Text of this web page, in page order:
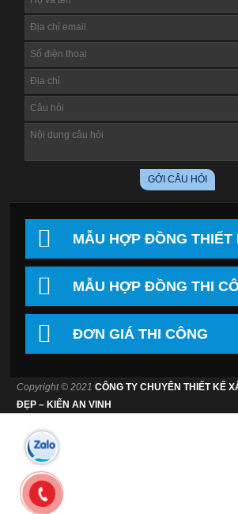
MẪU HỢP ĐỒNG THIẾT
MẪU HỢP ĐỒNG THI
ĐƠN GIÁ THI CÔNG
Copyright © 2021CÔNG TY CHUYÊN THIẾT KẾ
ĐẸP – KIẾN AN VINH